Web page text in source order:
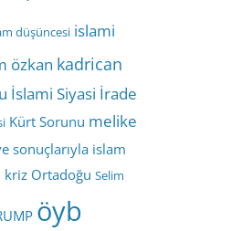
düşüncesi islami
özkan kadrican
İslami Siyasi İrade
Kürt Sorunu melike
sonuçlarıyla islam
kriz Ortadoğu Selim
öyb